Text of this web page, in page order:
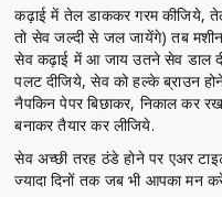
कढ़ाई में तेल डाककर गरम कीजिये,
तो सेव जल्दी से जल जायेंगे) तब
सेव कढ़ाई में आ जाय उतने सेव डाल
पलट दीजिये, सेव को हल्के ब्राउन
नैपकिन पेपर बिछाकर, निकाल कर
बनाकर तैयार कर लीजिये.
सेव अच्छी तरह ठंडे होने पर एअर
ज्यादा दिनों तक जब भी आपका मन